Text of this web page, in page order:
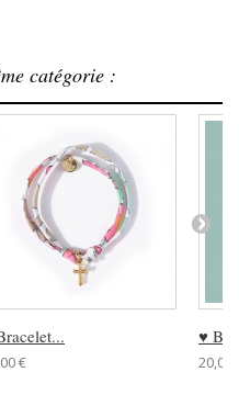
catégorie :
€
♥
20,00